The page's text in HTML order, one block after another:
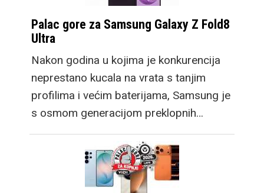
Palac gore za Samsung Galaxy Z Fold8
Ultra
Nakon godina u kojima je konkurencija
neprestano kucala na vrata s tanjim
profilima i većim baterijama, Samsung je
s osmom generacijom preklopnih…